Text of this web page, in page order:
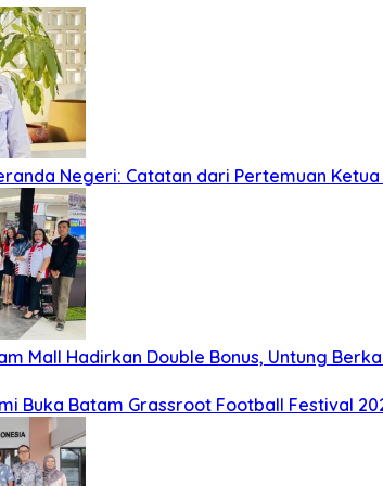
Negeri: Catatan dari Pertemuan Ketua
Mall Hadirkan Double Bonus, Untung
Buka Batam Grassroot Football Festival